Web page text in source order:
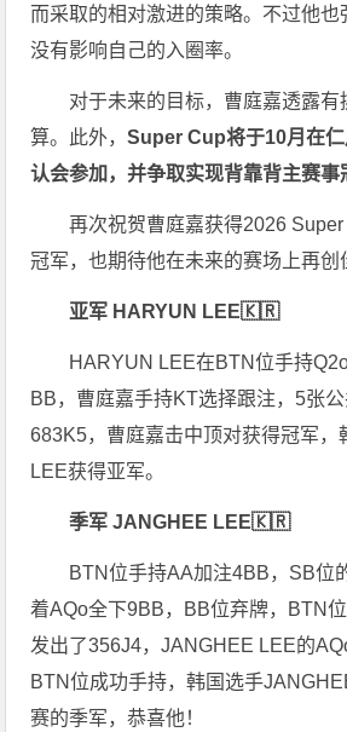
而采取的相对激进的策略。不过他也
没有影响自己的入圈率。
对于未来的目标，曹庭嘉透露有
算。此外，Super Cup将于10月在
认会参加，并争取实现背靠背主赛事
再次祝贺曹庭嘉获得2026
冠军，也期待他在未来的赛场上再创
亚军 HARYUN LEE🇰🇷
HARYUN LEE在BTN位手持
BB， 曹庭嘉手持KT选择跟注，5张
683K5， 曹庭嘉击中顶对获得冠军，
LEE获得亚军。
季军 JANGHEE LEE🇰🇷
BTN位手持AA加注4BB，SB位
着AQo全下9BB，BB位弃牌，BTN
发出了356J4，JANGHEE LEE的
BTN位成功手持，韩国选手
赛的季军，恭喜他！